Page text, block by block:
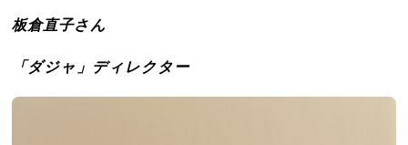
板倉直子さん
「ダジャ」ディレクター